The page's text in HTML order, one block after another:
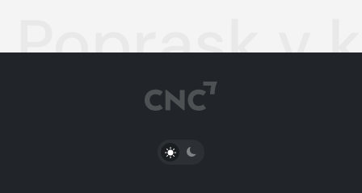
Poprask v
PŘEPNOUT SVĚTLÝ/TMAVÝ REŽIM